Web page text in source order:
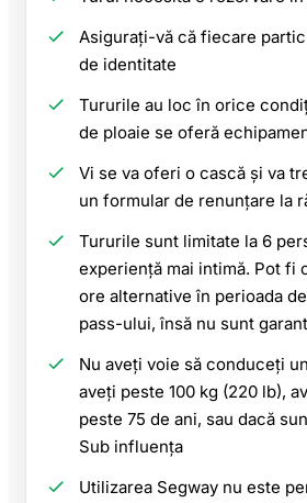
Asigurați-vă că fiecare
de identitate
Tururile au loc în orice
de ploaie se oferă
Vi se va oferi o cască și va
un formular de renunțare la
Tururile sunt limitate la 6
experiență mai intimă. Pot fi
ore alternative în perioada
pass-ului, însă nu sunt
Nu aveți voie să conduceți
aveți peste 100 kg (220 lb),
peste 75 de ani, sau dacă
Sub influența
Utilizarea Segway nu este